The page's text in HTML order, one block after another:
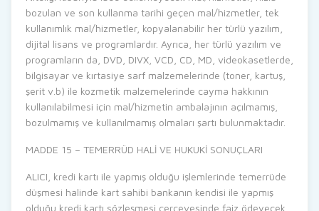
bozulan ve son kullanma tarihi geçen mal/hizmetler, tek
kullanımlık mal/hizmetler, kopyalanabilir her türlü yazılım,
dijital lisans ve programlardır. Ayrıca, her türlü yazılım ve
programların da, DVD, DIVX, VCD, CD, MD, videokasetlerde,
bilgisayar ve kırtasiye sarf malzemelerinde (toner, kartuş,
şerit v.b) ile kozmetik malzemelerinde cayma hakkının
kullanılabilmesi için mal/hizmetin ambalajının açılmamış,
bozulmamış ve kullanılmamış olmaları şartı bulunmaktadır.
MADDE 15 – TEMERRÜD HALİ VE HUKUKİ SONUÇLARI
ALICI, kredi kartı ile yapmış olduğu işlemlerinde temerrüde
düşmesi halinde kart sahibi bankanın kendisi ile yapmış
olduğu kredi kartı sözleşmesi çerçevesinde faiz ödeyecek